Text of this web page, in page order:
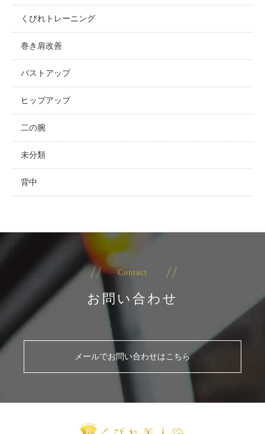
くびれトレーニング
巻き肩改善
バストアップ
ヒップアップ
二の腕
未分類
背中
Contact
お問い合わせ
メールでお問い合わせはこちら